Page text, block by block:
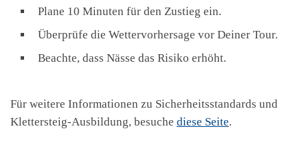
Plane 10 Minuten für den Zustieg ein.
Überprüfe die Wettervorhersage vor Deiner Tour.
Beachte, dass Nässe das Risiko erhöht.
Für weitere Informationen zu Sicherheitsstandards und
Klettersteig-Ausbildung, besuche diese Seite.